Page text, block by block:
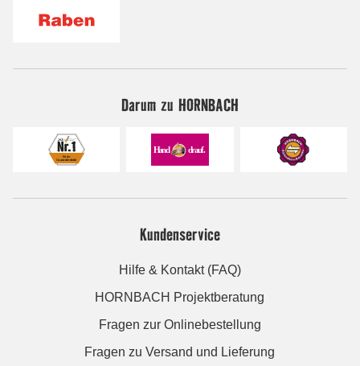
Darum zu HORNBACH
Kundenservice
Hilfe & Kontakt (FAQ)
HORNBACH Projektberatung
Fragen zur Onlinebestellung
Fragen zu Versand und Lieferung